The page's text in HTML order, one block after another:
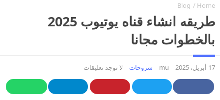
Home
/
Blog
طريقه انشاء قناه يوتيوب 2025
بالخطوات مجانا
17 أبريل، 2025 mu شروحات لا توجد تعليقات